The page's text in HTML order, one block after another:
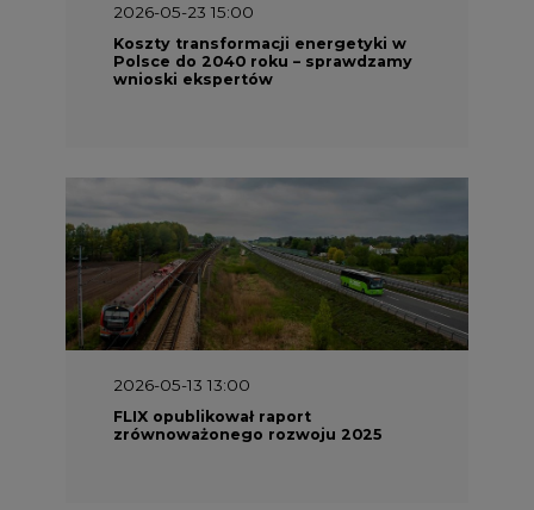
2026-05-23 15:00
Koszty transformacji energetyki w
Polsce do 2040 roku – sprawdzamy
wnioski ekspertów
2026-05-13 13:00
FLIX opublikował raport
zrównoważonego rozwoju 2025